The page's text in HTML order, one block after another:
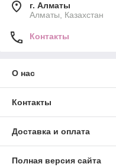
г. Алматы
Алматы, Казахстан
Контакты
О нас
Контакты
Доставка и оплата
Полная версия сайта